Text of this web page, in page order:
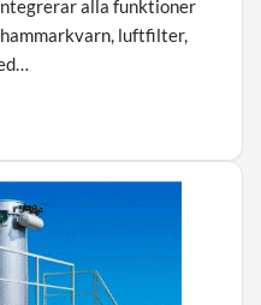
alla funktioner
luftfilter,